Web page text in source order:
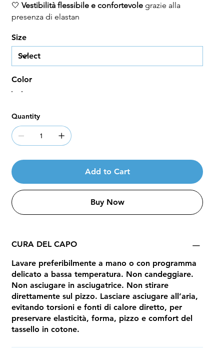
🤍 Vestibilità flessibile e confortevolegrazie alla
presenza di elastan
Size
Color
Quantity
Add to Cart
Buy Now
CURA DEL CAPO
Lavare preferibilmente a mano o con programma
delicato a bassa temperatura. Non candeggiare.
Non asciugare in asciugatrice. Non stirare
direttamente sul pizzo. Lasciare asciugare all’aria,
evitando torsioni e fonti di calore diretto, per
preservare elasticità, forma, pizzo e comfort del
tassello in cotone.